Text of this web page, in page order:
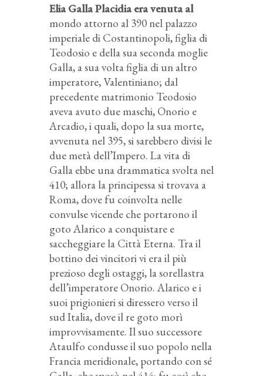
Elia Galla Placidia era venuta al
mondo attorno al 390 nel palazzo
imperiale di Costantinopoli, figlia di
Teodosio e della sua seconda moglie
Galla, a sua volta figlia di un altro
imperatore, Valentiniano; dal
precedente matrimonio Teodosio
aveva avuto due maschi, Onorio e
Arcadio, i quali, dopo la sua morte,
avvenuta nel 395, si sarebbero divisi le
due metà dell’Impero. La vita di
Galla ebbe una drammatica svolta nel
410; allora la principessa si trovava a
Roma, dove fu coinvolta nelle
convulse vicende che portarono il
goto Alarico a conquistare e
saccheggiare la Città Eterna. Tra il
bottino dei vincitori vi era il più
prezioso degli ostaggi, la sorellastra
dell’imperatore Onorio. Alarico e i
suoi prigionieri si diressero verso il
sud Italia, dove il re goto morì
improvvisamente. Il suo successore
Ataulfo condusse il suo popolo nella
Francia meridionale, portando con sé